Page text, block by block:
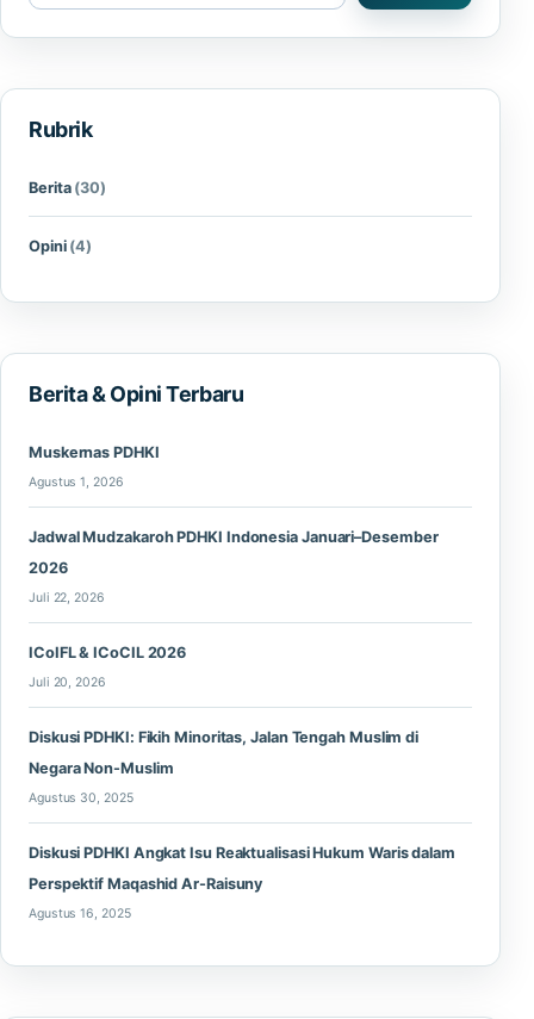
Rubrik
Berita (30)
Opini (4)
Berita & Opini Terbaru
Muskernas PDHKI
Agustus 1, 2026
Jadwal Mudzakaroh PDHKI Indonesia Januari–Desember
2026
Juli 22, 2026
ICoIFL & ICoCIL 2026
Juli 20, 2026
Diskusi PDHKI: Fikih Minoritas, Jalan Tengah Muslim di
Negara Non-Muslim
Agustus 30, 2025
Diskusi PDHKI Angkat Isu Reaktualisasi Hukum Waris dalam
Perspektif Maqashid Ar-Raisuny
Agustus 16, 2025